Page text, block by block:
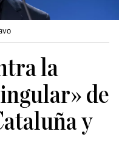
la
de
y